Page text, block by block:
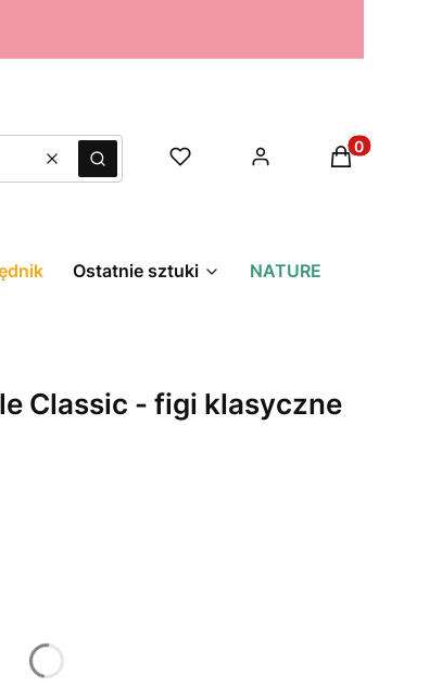
WyczyśćSzukaj
Produkty w
Ostatnie sztuki NATURE
Classic - figi klasyczne